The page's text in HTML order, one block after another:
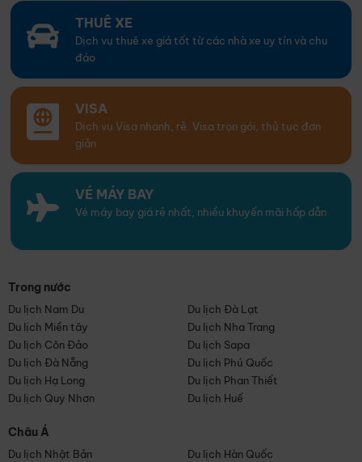
THUÊ XE
Dịch vụ thuê xe giá tốt từ các nhà xe uy tín và chu
đáo
VISA
Dịch vụ Visa nhanh, rẻ. Visa trọn gói, thủ tục đơn
giản
VÉ MÁY BAY
Vé máy bay giá rẻ nhất, nhiều khuyến mãi hấp dẫn
Trong nước
Du lịch Nam Du
Du lịch Đà Lạt
Du lịch Miền tây
Du lịch Nha Trang
Du lịch Côn Đảo
Du lịch Sapa
Du lịch Đà Nẵng
Du lịch Phú Quốc
Du lịch Hạ Long
Du lịch Phan Thiết
Du lịch Quy Nhơn
Du lịch Huế
Châu Á
Du lịch Nhật Bản
Du lịch Hàn Quốc